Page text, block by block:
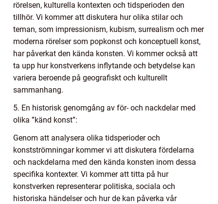
rörelsen, kulturella kontexten och tidsperioden den
tillhör. Vi kommer att diskutera hur olika stilar och
teman, som impressionism, kubism, surrealism och mer
moderna rörelser som popkonst och konceptuell konst,
har påverkat den kända konsten. Vi kommer också att
ta upp hur konstverkens inflytande och betydelse kan
variera beroende på geografiskt och kulturellt
sammanhang.
5. En historisk genomgång av för- och nackdelar med
olika ”känd konst”:
Genom att analysera olika tidsperioder och
konstströmningar kommer vi att diskutera fördelarna
och nackdelarna med den kända konsten inom dessa
specifika kontexter. Vi kommer att titta på hur
konstverken representerar politiska, sociala och
historiska händelser och hur de kan påverka vår